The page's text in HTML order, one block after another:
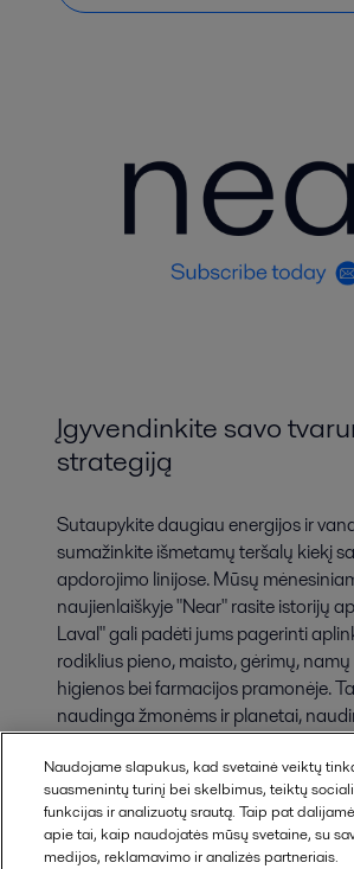
Įgyvendinkite savo
strategiją
Sutaupykite daugiau energijos ir
sumažinkite išmetamų teršalų kiekį
apdorojimo linijose. Mūsų
naujienlaiškyje "Near" rasite istorijų
Laval" gali padėti jums pagerinti
rodiklius pieno, maisto, gėrimų,
higienos bei farmacijos pramonėje.
naudinga žmonėms ir planetai,
verslui.
Naudojame slapukus, kad svetainė veiktų
suasmenintų turinį bei skelbimus, teiktų
funkcijas ir analizuotų srautą. Taip pat
apie tai, kaip naudojatės mūsų svetaine, su
medijos, reklamavimo ir analizės partneriais.